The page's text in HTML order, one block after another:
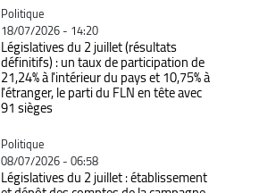
Catégorie
Politique
18/07/2026 - 14:20
Législatives du 2 juillet (résultats
définitifs) : un taux de participation de
21,24% à l'intérieur du pays et 10,75% à
l'étranger, le parti du FLN en tête avec
91 sièges
Catégorie
Politique
08/07/2026 - 06:58
Législatives du 2 juillet : établissement